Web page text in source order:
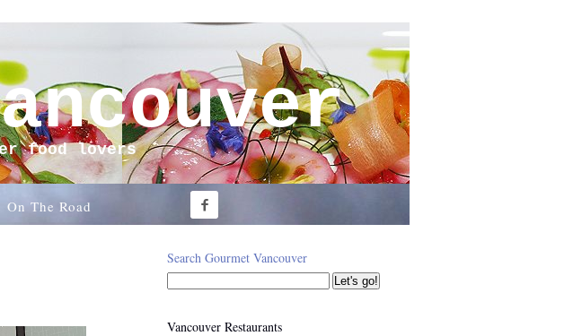
food lovers
On The Road 
Search Gourmet Vancouver
Vancouver Restaurants